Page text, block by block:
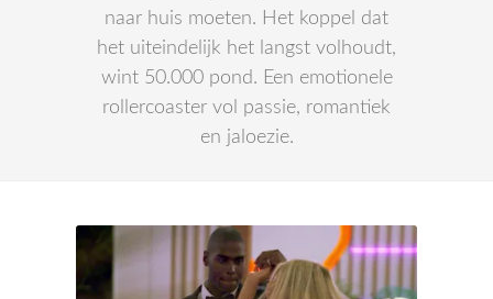
naar huis moeten. Het koppel dat
het uiteindelijk het langst volhoudt,
wint 50.000 pond. Een emotionele
rollercoaster vol passie, romantiek
en jaloezie.